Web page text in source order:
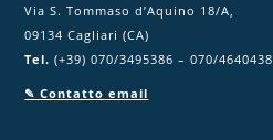
Via S. Tommaso d’Aquino 18/A,
09134 Cagliari (CA)
Tel. (+39) 070/3495386 – 070/4640438
✎ Contatto email